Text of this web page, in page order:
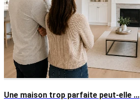
Une maison trop parfaite peut-elle ...